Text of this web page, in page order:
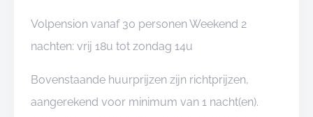
Volpension vanaf 30 personen Weekend 2
nachten: vrij 18u tot zondag 14u
Bovenstaande huurprijzen zijn richtprijzen,
aangerekend voor minimum van 1 nacht(en).